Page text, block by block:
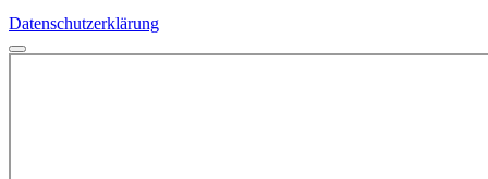
Datenschutzerklärung